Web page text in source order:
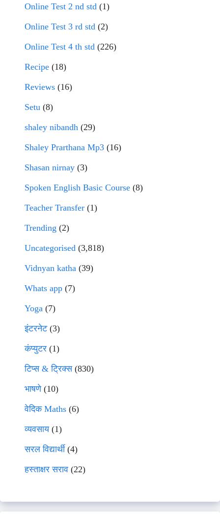
Online Test 2 nd std (1)
Online Test 3 rd std (2)
Online Test 4 th std (226)
Recipe (18)
Reviews (16)
Setu (8)
shaley nibandh (29)
Shaley Prarthana Mp3 (16)
Shasan nirnay (3)
Spoken English Basic Course (8)
Teacher Transfer (1)
Trending (2)
Uncategorised (3,818)
Vidnyan katha (39)
Whats app (7)
Yoga (7)
इंटरनेट(3)
कंप्युटर (1)
टिप्स & ट्रिक्स(830)
भाषणे(10)
वेदिक Maths (6)
व्यवसाय(1)
सरल विद्यार्थी(4)
हस्ताक्षर सराव (22)